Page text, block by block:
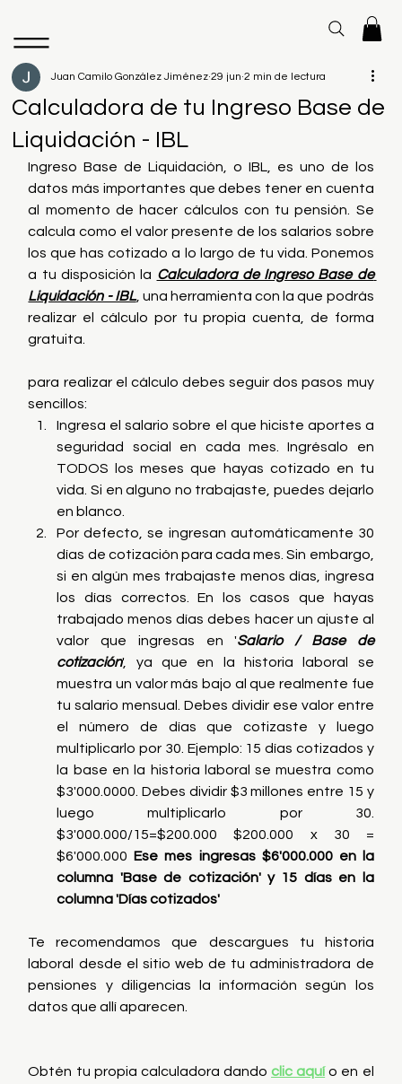
Calculadora de tu Ingreso Base de
Liquidación - IBL
Juan Camilo González Jiménez 29 jun 2 min de lectura
Ingreso Base de Liquidación, o IBL, es uno de los
datos más importantes que debes tener en cuenta
al momento de hacer cálculos con tu pensión. Se
calcula como el valor presente de los salarios sobre
los que has cotizado a lo largo de tu vida. Ponemos
a tu disposición la Calculadora de Ingreso Base de
Liquidación - IBL, una herramienta con la que podrás
realizar el cálculo por tu propia cuenta, de forma
gratuita.
para realizar el cálculo debes seguir dos pasos muy
sencillos:
Ingresa el salario sobre el que hiciste aportes a
seguridad social en cada mes. Ingrésalo en
TODOS los meses que hayas cotizado en tu
vida. Si en alguno no trabajaste, puedes dejarlo
en blanco.
Por defecto, se ingresan automáticamente 30
días de cotización para cada mes. Sin embargo,
si en algún mes trabajaste menos días, ingresa
los días correctos. En los casos que hayas
trabajado menos días debes hacer un ajuste al
valor que ingresas en 'Salario / Base de
cotización', ya que en la historia laboral se
muestra un valor más bajo al que realmente fue
tu salario mensual. Debes dividir ese valor entre
el número de días que cotizaste y luego
multiplicarlo por 30. Ejemplo: 15 días cotizados y
la base en la historia laboral se muestra como
$3'000.0000. Debes dividir $3 millones entre 15 y
luego multiplicarlo por 30.
$3'000.000/15=$200.000 $200.000 x 30 =
$6'000.000 Ese mes ingresas $6'000.000 en la
columna 'Base de cotización' y 15 días en la
columna 'Días cotizados'
Te recomendamos que descargues tu historia
laboral desde el sitio web de tu administradora de
pensiones y diligencias la información según los
datos que allí aparecen.
Obtén tu propia calculadora dando clic aquí o en el